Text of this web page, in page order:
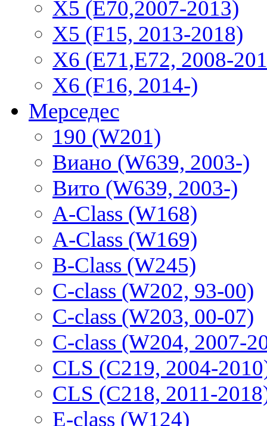
X5 (E70,2007-2013)
X5 (F15, 2013-2018)
X6 (E71,E72, 2008-
X6 (F16, 2014-)
Мерседес
190 (W201)
Виано (W639, 2003-)
Вито (W639, 2003-)
A-Class (W168)
A-Class (W169)
B-Class (W245)
C-class (W202, 93-00)
C-class (W203, 00-07)
C-class (W204, 2007-
CLS (C219, 2004-
CLS (C218, 2011-
E-class (W124)